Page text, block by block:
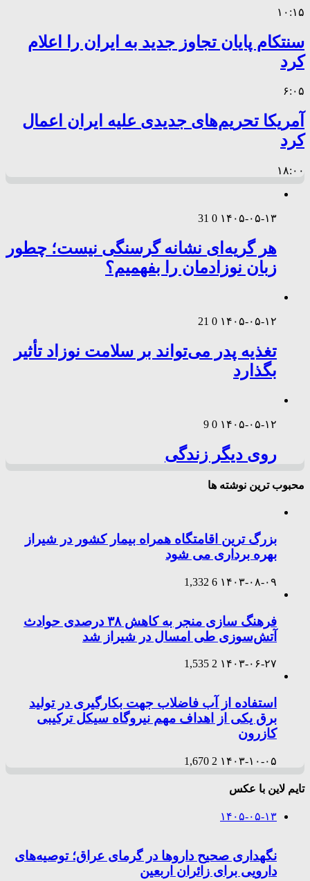
۱۰:۱۵
سنتکام پایان تجاوز جدید به ایران را اعلام
کرد
۶:۰۵
آمریکا تحریم‌های جدیدی علیه ایران اعمال
کرد
۱۸:۰۰
۱۴۰۵-۰۵-۱۳ 0
31
هر گریه‌ای نشانه گرسنگی نیست؛ چطور
زبان نوزادمان را بفهمیم؟
۱۴۰۵-۰۵-۱۲ 0
21
تغذیه پدر می‌تواند بر سلامت نوزاد تأثیر
بگذارد
۱۴۰۵-۰۵-۱۲ 0
9
روی دیگر زندگی
محبوب ترین نوشته ها
بزرگ ترین اقامتگاه همراه بیمار کشور در شیراز
بهره برداری می شود
۱۴۰۳-۰۸-۰۹ 6
1,332
فرهنگ سازی منجر به کاهش ۳۸ درصدی حوادث
آتش‌سوزی طی امسال در شیراز شد
۱۴۰۳-۰۶-۲۷ 2
1,535
استفاده از آب فاضلاب جهت بکارگیری در تولید
برق یکی از اهداف مهم نیروگاه سیکل ترکیبی
کازرون
۱۴۰۳-۱۰-۰۵ 2
1,670
تایم لاین با عکس
۱۴۰۵-۰۵-۱۳
نگهداری صحیح داروها در گرمای عراق؛ توصیه‌های
دارویی برای زائران اربعین